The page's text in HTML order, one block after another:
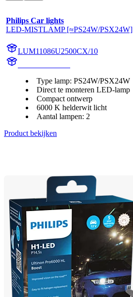
Philips Car lights
LED-MISTLAMP [≈PS24W/PSX24W]
LUM11086U2500CX/10
Type lamp: PS24W/PSX24W
Direct te monteren LED-lamp
Compact ontwerp
6000 K helderwit licht
Aantal lampen: 2
Product bekijken